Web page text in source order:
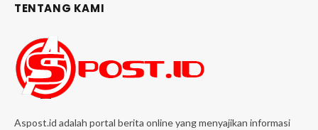
TENTANG KAMI
Aspost.id adalah portal berita online yang menyajikan informasi